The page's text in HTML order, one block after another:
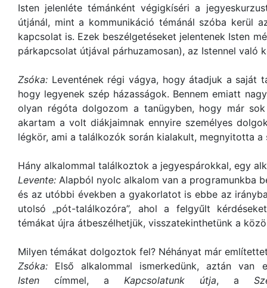
Isten jelenléte témánként végigkíséri a
útjánál, mint a kommunikáció témánál szóba kerül
kapcsolat is. Ezek beszélgetéseket jelentenek Isten
párkapcsolat útjával párhuzamosan), az Istennel való
Zsóka: Leventének régi vágya, hogy átadjuk a saját
hogy legyenek szép házasságok. Bennem emiatt
olyan régóta dolgozom a tanügyben, hogy már
akartam a volt diákjaimnak ennyire személyes
légkör, ami a találkozók során kialakult, megnyitotta a
Hány alkalommal találkoztok a jegyespárokkal, egy
Levente: Alapból nyolc alkalom van a programunkba
és az utóbbi években a gyakorlatot is ebbe az
utolsó „pót-találkozóra”, ahol a felgyűlt
témákat újra átbeszélhetjük, visszatekinthetünk a
Milyen témákat dolgoztok fel? Néhányat már
Zsóka: Első alkalommal ismerkedünk, aztán
Isten címmel, a Kapcsolatunk útja, a